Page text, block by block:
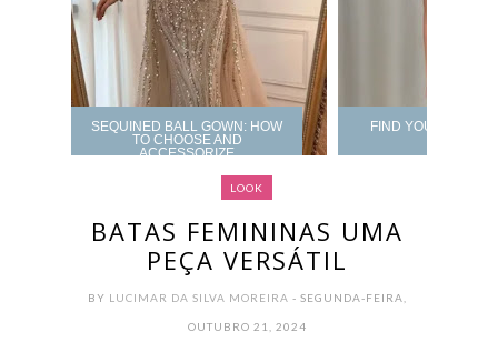
SEQUINED BALL GOWN: HOW
TO CHOOSE AND
ACCESSORIZE
FIND YOUR PROM
LOOK
BATAS FEMININAS UMA
PEÇA VERSÁTIL
BY LUCIMAR DA SILVA MOREIRA - SEGUNDA-FEIRA,
OUTUBRO 21, 2024